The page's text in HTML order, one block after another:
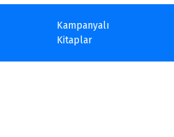
Kampanyalı
Kitaplar